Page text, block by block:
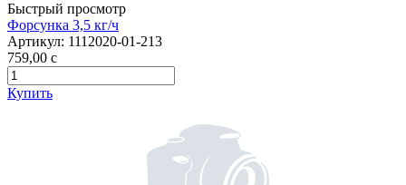
Быстрый просмотр
Форсунка 3,5 кг/ч
Артикул: 1112020-01-213
759,00 c
Купить